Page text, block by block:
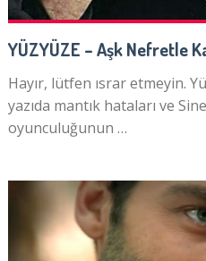
YÜZYÜZE – Aşk Nefretle
Hayır, lütfen ısrar etmeyin.
yazıda mantık hataları ve
oyunculuğunun …